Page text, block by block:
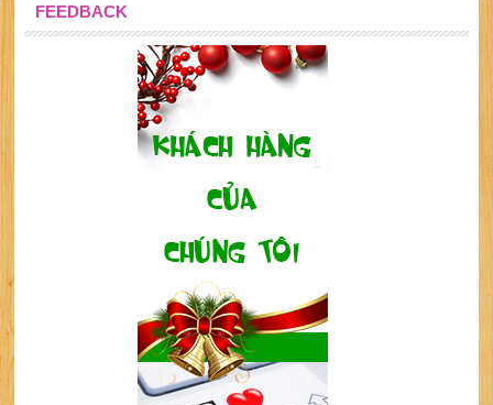
FEEDBACK